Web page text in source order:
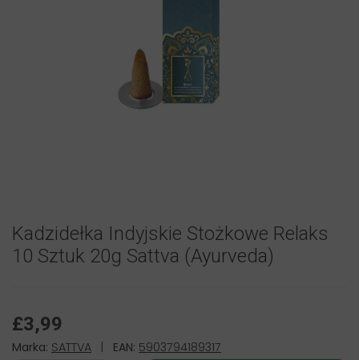
Kadzidełka Indyjskie Stożkowe Relaks
10 Sztuk 20g Sattva (Ayurveda)
£3,99
Marka: SATTVA EAN: 5903794189317